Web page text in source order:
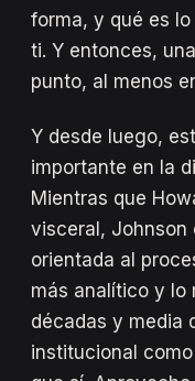
forma, y qué es
ti. Y entonces,
punto, al menos
Y desde luego,
importante en la
Mientras que
visceral, Johnson
orientada al
más analítico y lo
décadas y media
institucional